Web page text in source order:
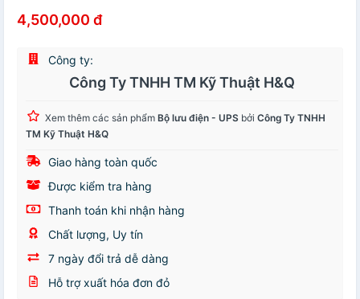
4,500,000 đ
Công ty:
Công Ty TNHH TM Kỹ Thuật H&Q
Xem thêm các sản phẩm Bộ lưu điện - UPS bởi Công Ty TNHH
TM Kỹ Thuật H&Q
Giao hàng toàn quốc
Được kiểm tra hàng
Thanh toán khi nhận hàng
Chất lượng, Uy tín
7 ngày đổi trả dễ dàng
Hỗ trợ xuất hóa đơn đỏ